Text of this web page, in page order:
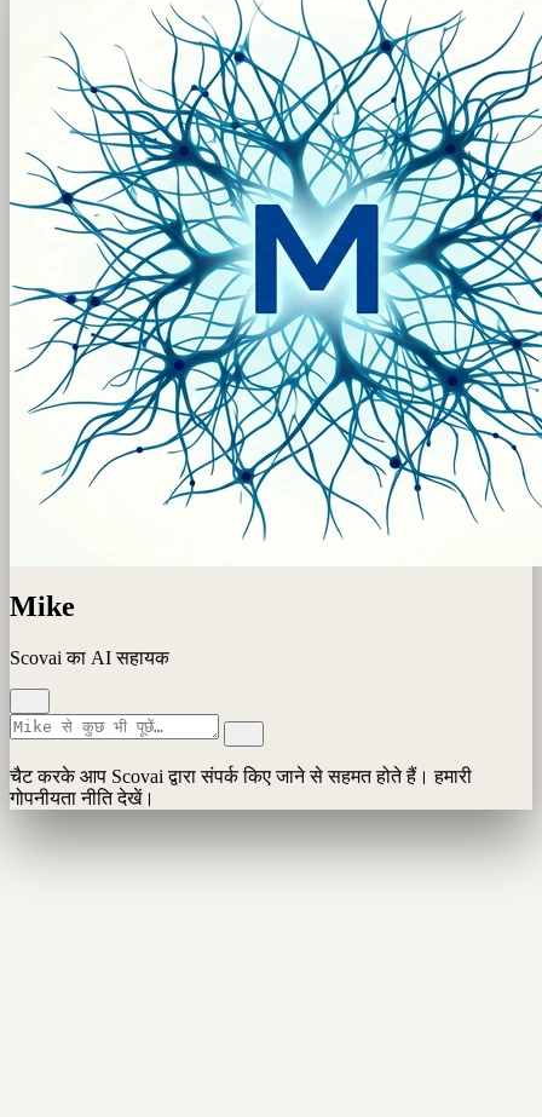
Mike
Scovai का AI सहायक
चैट करके आप Scovai द्वारा संपर्क किए जाने से सहमत होते हैं। हमारी
गोपनीयता नीति देखें।